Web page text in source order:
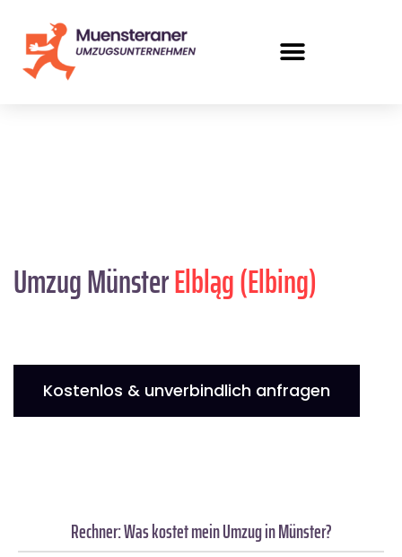
Umzug MünsterElbląg (Elbing)
Kostenlos & unverbindlich anfragen
Rechner: Was kostet mein Umzug in Münster?